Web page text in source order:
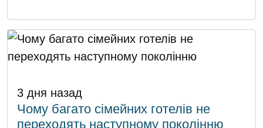
3 дня назад
Чому багато сімейних готелів не
переходять наступному поколінню